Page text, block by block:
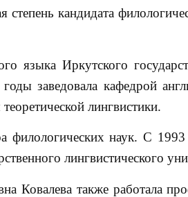
кандидата
языка Иркутского
заведовала кафедрой
лингвистики.
филологических наук. С
лингвистического
Ковалева также работала